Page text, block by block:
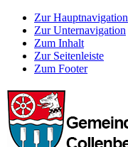
Zur Hauptnavigation
Zur Unternavigation
Zum Inhalt
Zur Seitenleiste
Zum Footer